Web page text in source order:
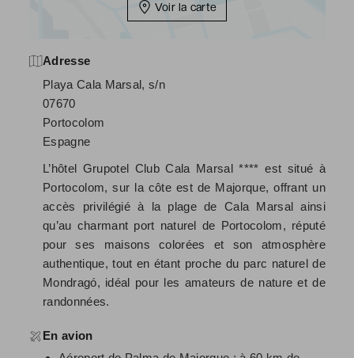
Voir la carte
Adresse
Playa Cala Marsal, s/n
07670
Portocolom
Espagne
L’hôtel Grupotel Club Cala Marsal **** est situé à
Portocolom, sur la côte est de Majorque, offrant un
accès privilégié à la plage de Cala Marsal ainsi
qu’au charmant port naturel de Portocolom, réputé
pour ses maisons colorées et son atmosphère
authentique, tout en étant proche du parc naturel de
Mondragó, idéal pour les amateurs de nature et de
randonnées.
En avion